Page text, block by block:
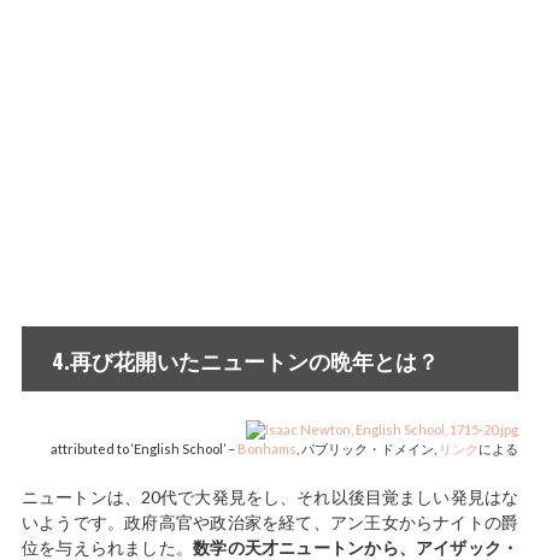
4.再び花開いたニュートンの晩年とは？
attributed to ‘English School’ – Bonhams , パブリック・ドメイン, リンク による
ニュートンは、20代で大発見をし、それ以後目覚ましい発見はな
いようです。政府高官や政治家を経て、アン王女からナイトの爵
位を与えられました。数学の天才ニュートンから、アイザック・